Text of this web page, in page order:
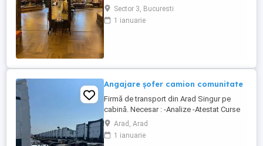
Istoric. Jobul presupune primirea
vizitatorilor, limba engleză, realizarea unei
prezentări care se învață, vocabular bogat,
Sector 3, Bucuresti
1 ianuarie
Angajare șofer camion comunitate
Firmă de transport din Arad Singur pe
cabină. Necesar : -Analize -Atestat Curse
circuit in 15 zile 3 zile libere 30 zile 7 zile
libere 8 săptămâni 14 zile libere
Austria,Cehia,Germania,Belgia, Franța,
Arad, Arad
1 ianuarie